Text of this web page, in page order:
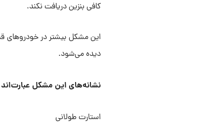
کافی بنزین دریافت نکند.
این مشکل بیشتر در
دیده می‌شود.
نشانه‌های این مشکل عبارت‌اند
استارت طولانی